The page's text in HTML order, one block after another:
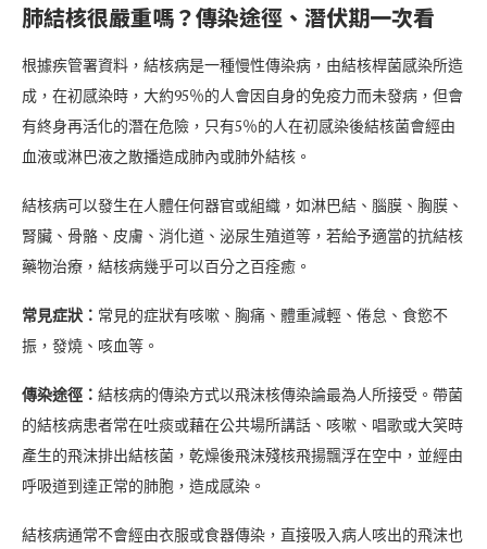
肺結核很嚴重嗎？傳染途徑、潛伏期一次看
根據疾管署資料，結核病是一種慢性傳染病，由結核桿菌感染所造
成，在初感染時，大約95％的人會因自身的免疫力而未發病，但會
有終身再活化的潛在危險，只有5％的人在初感染後結核菌會經由
血液或淋巴液之散播造成肺內或肺外結核。
結核病可以發生在人體任何器官或組織，如淋巴結、腦膜、胸膜、
腎臟、骨骼、皮膚、消化道、泌尿生殖道等，若給予適當的抗結核
藥物治療，結核病幾乎可以百分之百痊癒。
常見症狀： 常見的症狀有咳嗽、胸痛、體重減輕、倦怠、食慾不
振，發燒、咳血等。
傳染途徑： 結核病的傳染方式以飛沫核傳染論最為人所接受。帶菌
的結核病患者常在吐痰或藉在公共場所講話、咳嗽、唱歌或大笑時
產生的飛沫排出結核菌，乾燥後飛沫殘核飛揚飄浮在空中，並經由
呼吸道到達正常的肺胞，造成感染。
結核病通常不會經由衣服或食器傳染，直接吸入病人咳出的飛沫也